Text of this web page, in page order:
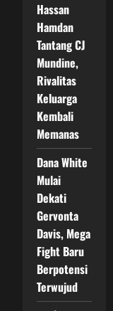
Hassan
Hamdan
Tantang CJ
Mundine,
Rivalitas
Keluarga
Kembali
Memanas
Dana White
Mulai
Dekati
Gervonta
Davis, Mega
Fight Baru
Berpotensi
Terwujud